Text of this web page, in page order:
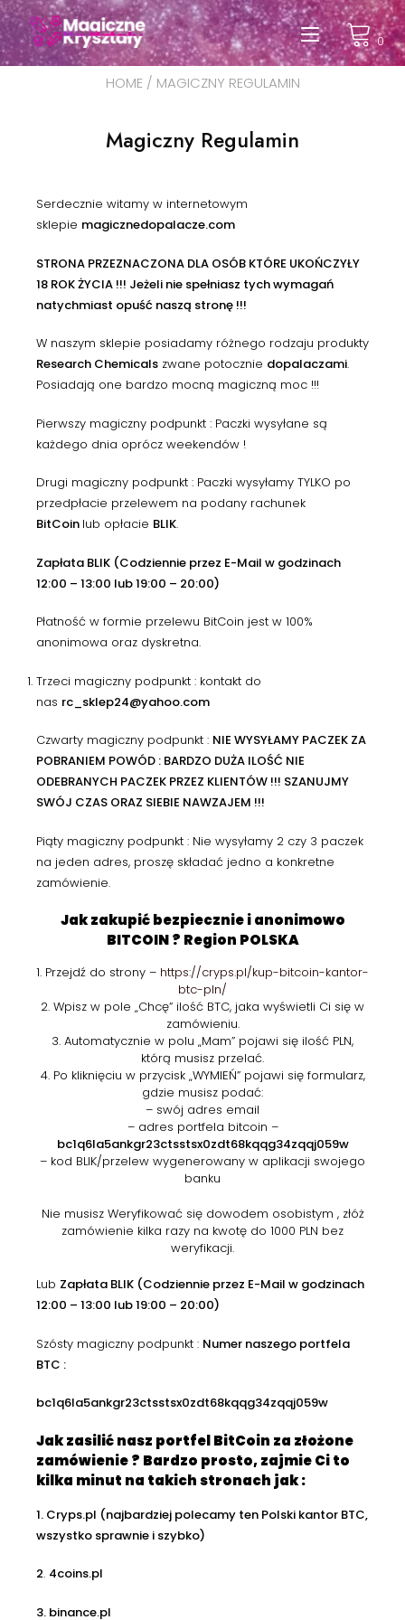
0
HOME/ MAGICZNY REGULAMIN
Magiczny Regulamin
Serdecznie witamy w internetowym
sklepie magicznedopalacze.com
STRONA PRZEZNACZONA DLA OSÓB KTÓRE UKOŃCZYŁY
18 ROK ŻYCIA !!! Jeżeli nie spełniasz tych wymagań
natychmiast opuść naszą stronę !!!
W naszym sklepie posiadamy różnego rodzaju produkty
Research Chemicals zwane potocznie dopalaczami.
Posiadają one bardzo mocną magiczną moc !!!
Pierwszy magiczny podpunkt : Paczki wysyłane są
każdego dnia oprócz weekendów !
Drugi magiczny podpunkt : Paczki wysyłamy TYLKO po
przedpłacie przelewem na podany rachunek
BitCoin lub opłacie BLIK.
Zapłata BLIK (Codziennie przez E-Mail w godzinach
12:00 – 13:00 lub 19:00 – 20:00)
Płatność w formie przelewu BitCoin jest w 100%
anonimowa oraz dyskretna.
Trzeci magiczny podpunkt : kontakt do
nas rc_sklep24@yahoo.com
Czwarty magiczny podpunkt : NIE WYSYŁAMY PACZEK ZA
POBRANIEM POWÓD : BARDZO DUŻA ILOŚĆ NIE
ODEBRANYCH PACZEK PRZEZ KLIENTÓW !!! SZANUJMY
SWÓJ CZAS ORAZ SIEBIE NAWZAJEM !!!
Piąty magiczny podpunkt : Nie wysyłamy 2 czy 3 paczek
na jeden adres, proszę składać jedno a konkretne
zamówienie.
Jak zakupić bezpiecznie i anonimowo
BITCOIN ? Region POLSKA
1. Przejdź do strony – https://cryps.pl/kup-bitcoin-kantor-
btc-pln/
2. Wpisz w pole „Chcę” ilość BTC, jaka wyświetli Ci się w
zamówieniu.
3. Automatycznie w polu „Mam” pojawi się ilość PLN,
którą musisz przelać.
4. Po kliknięciu w przycisk „WYMIEŃ” pojawi się formularz,
gdzie musisz podać:
– swój adres email
– adres portfela bitcoin –
bc1q6la5ankgr23ctsstsx0zdt68kqqg34zqqj059w
– kod BLIK/przelew wygenerowany w aplikacji swojego
banku
Nie musisz Weryfikować się dowodem osobistym , złóż
zamówienie kilka razy na kwotę do 1000 PLN bez
weryfikacji.
Lub Zapłata BLIK (Codziennie przez E-Mail w godzinach
12:00 – 13:00 lub 19:00 – 20:00)
Szósty magiczny podpunkt : Numer naszego portfela
BTC :
bc1q6la5ankgr23ctsstsx0zdt68kqqg34zqqj059w
Jak zasilić nasz portfel BitCoin za złożone
zamówienie ? Bardzo prosto, zajmie Ci to
kilka minut na takich stronach jak :
1. Cryps.pl (najbardziej polecamy ten Polski kantor BTC,
wszystko sprawnie i szybko)
2. 4coins.pl
3. binance.pl